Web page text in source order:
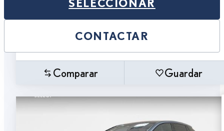
SELECCIONAR
CONTACTAR
Comparar Guardar